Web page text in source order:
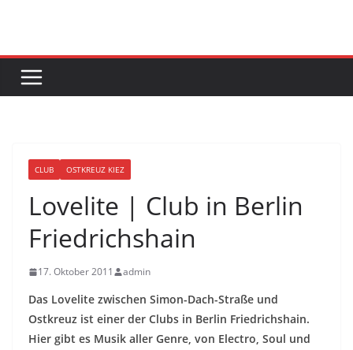
CLUB OSTKREUZ KIEZ
Lovelite | Club in Berlin
Friedrichshain
17. Oktober 2011 admin
Das Lovelite zwischen Simon-Dach-Straße und
Ostkreuz ist einer der Clubs in Berlin Friedrichshain.
Hier gibt es Musik aller Genre, von Electro, Soul und